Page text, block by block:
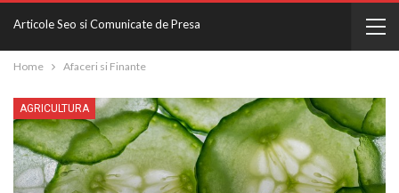
Articole Seo si Comunicate de Presa
Home Afaceri si Finante
AGRICULTURA